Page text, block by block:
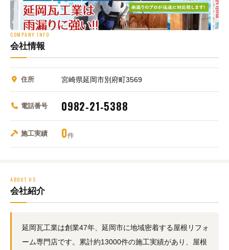
COMPANY INFO
会社情報
住所 宮崎県延岡市別府町3569
電話番号 0982‑21‑5388
施工実績 0件
ABOUT US
会社紹介
延岡瓦工業は創業47年、延岡市に地域密着する屋根リフォ
ーム専門店です。累計約13000件の施工実績があり、屋根